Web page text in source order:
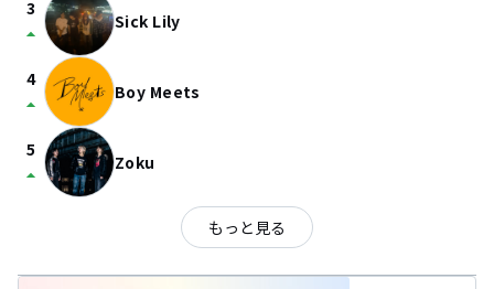
3
arrow_drop_up Sick Lily
4
arrow_drop_up Boy Meets
5
arrow_drop_up Zoku
もっと見る